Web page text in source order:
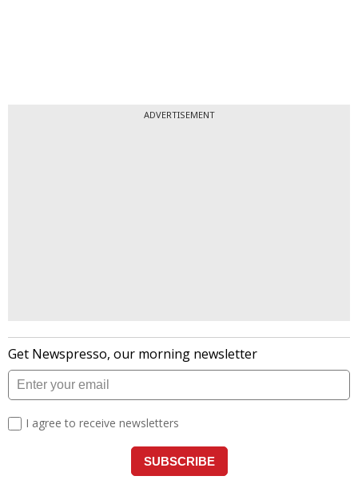
ADVERTISEMENT